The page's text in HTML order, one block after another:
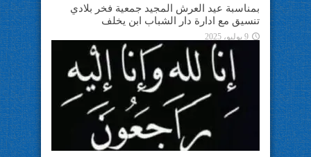
بمناسبة عيد العرش المجيد جمعية فخر بلادي
تنسيق مع ادارة دار الشباب ابن يخلف
9 يوليو، 2025